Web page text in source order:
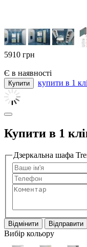
5910 грн
Є в наявності
купити в 1
Купити в 1
Дзеркальна шафа
Відмінити Відправити
Вибір кольору